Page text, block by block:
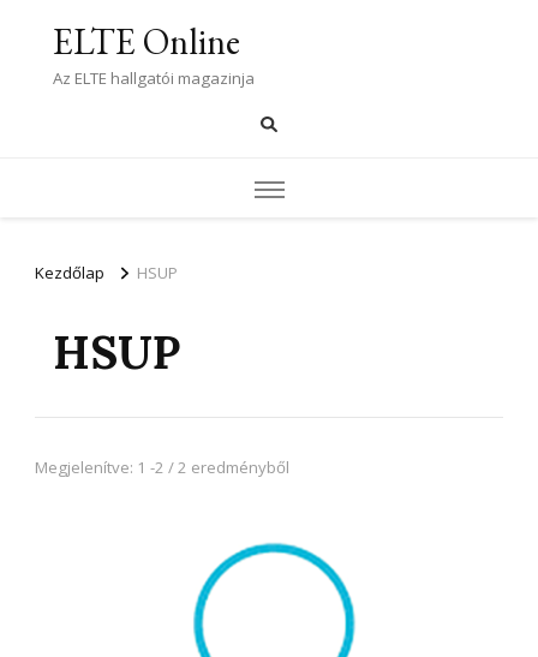
ELTE Online
Az ELTE hallgatói magazinja
Kezdőlap HSUP
HSUP
Megjelenítve: 1 -2 / 2 eredményből